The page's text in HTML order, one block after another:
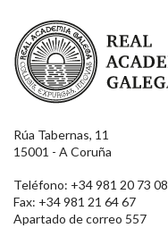
Real Academia Galega
Rúa Tabernas, 11
15001 - A Coruña
Teléfono: +34 981 20 73 08
Fax: +34 981 21 64 67
Apartado de correo 557